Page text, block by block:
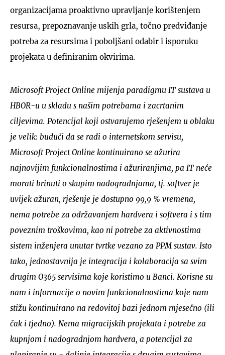
organizacijama proaktivno upravljanje korištenjem
resursa, prepoznavanje uskih grla, točno predviđanje
potreba za resursima i poboljšani odabir i isporuku
projekata u definiranim okvirima.
Microsoft Project Online mijenja paradigmu IT sustava u
HBOR-u u skladu s našim potrebama i zacrtanim
ciljevima. Potencijal koji ostvarujemo rješenjem u oblaku
je velik: budući da se radi o internetskom servisu,
Microsoft Project Online kontinuirano se ažurira
najnovijim funkcionalnostima i ažuriranjima, pa IT neće
morati brinuti o skupim nadogradnjama, tj. softver je
uvijek ažuran, rješenje je dostupno 99,9 % vremena,
nema potrebe za održavanjem hardvera i softvera i s tim
poveznim troškovima, kao ni potrebe za aktivnostima
sistem inženjera unutar tvrtke vezano za PPM sustav. Isto
tako, jednostavnija je integracija i kolaboracija sa svim
drugim O365 servisima koje koristimo u Banci. Korisne su
nam i informacije o novim funkcionalnostima koje nam
stižu kontinuirano na redovitoj bazi jednom mjesečno (ili
čak i tjedno). Nema migracijskih projekata i potrebe za
kupnjom i nadogradnjom hardvera, a potencijal za